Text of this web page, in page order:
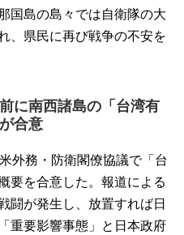
国島の島々では自衛隊の大
、県民に再び戦争の不安を
に南西諸島の「台湾有
合意
外務・防衛閣僚協議で「台
要を合意した。報道による
闘が発生し、放置すれば日
重要影響事態」と日本政府